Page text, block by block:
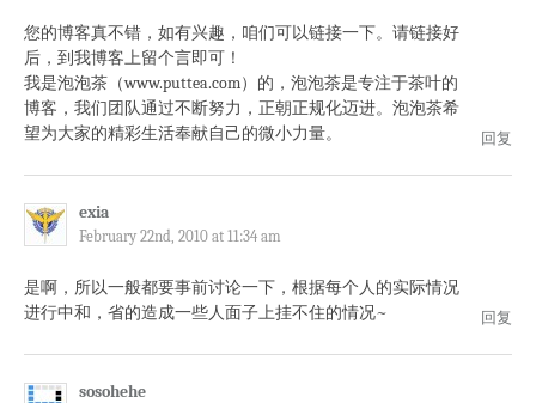
您的博客真不错，如有兴趣，咱们可以链接一下。请链接好
后，到我博客上留个言即可！
我是泡泡茶（www.puttea.com）的，泡泡茶是专注于茶叶的
博客，我们团队通过不断努力，正朝正规化迈进。泡泡茶希
望为大家的精彩生活奉献自己的微小力量。
回复
exia
February 22nd, 2010 at 11:34 am
是啊，所以一般都要事前讨论一下，根据每个人的实际情况
进行中和，省的造成一些人面子上挂不住的情况~
回复
sosohehe